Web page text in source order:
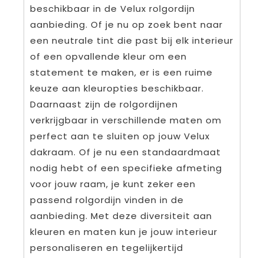
beschikbaar in de Velux rolgordijn
aanbieding. Of je nu op zoek bent naar
een neutrale tint die past bij elk interieur
of een opvallende kleur om een
statement te maken, er is een ruime
keuze aan kleuropties beschikbaar.
Daarnaast zijn de rolgordijnen
verkrijgbaar in verschillende maten om
perfect aan te sluiten op jouw Velux
dakraam. Of je nu een standaardmaat
nodig hebt of een specifieke afmeting
voor jouw raam, je kunt zeker een
passend rolgordijn vinden in de
aanbieding. Met deze diversiteit aan
kleuren en maten kun je jouw interieur
personaliseren en tegelijkertijd